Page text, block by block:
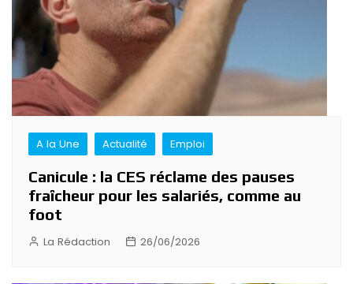
A la Une Actualité Emploi
Canicule : la CES réclame des pauses
fraîcheur pour les salariés, comme au
foot
La Rédaction 26/06/2026